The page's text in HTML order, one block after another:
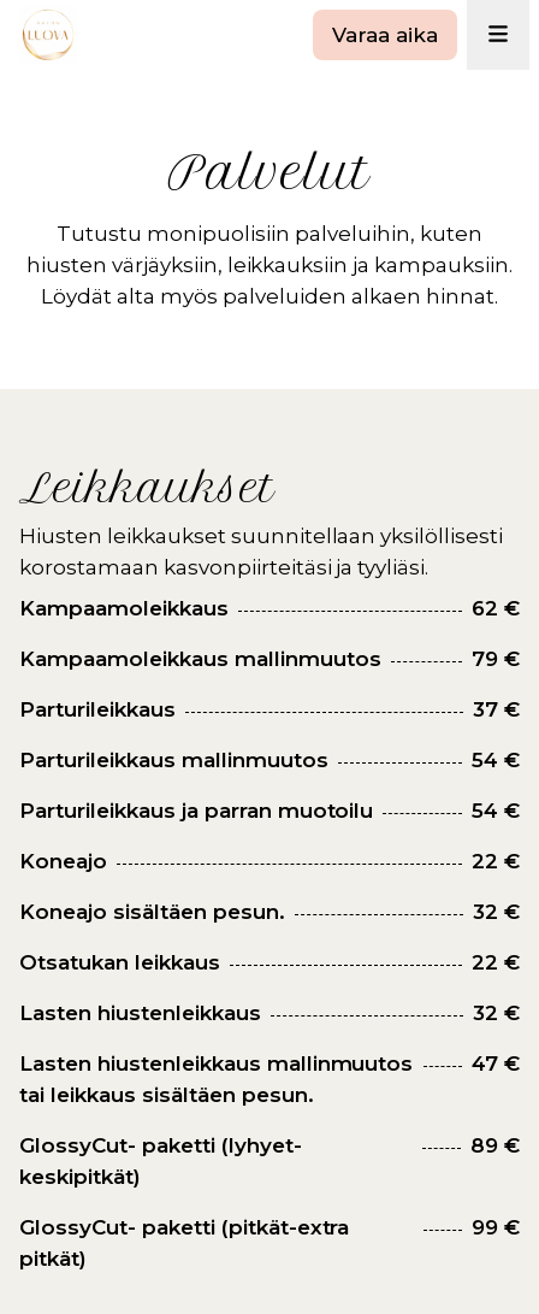
Varaa aika
Palvelut
Tutustu monipuolisiin palveluihin, kuten
hiusten värjäyksiin, leikkauksiin ja kampauksiin.
Löydät alta myös palveluiden alkaen hinnat.
Leikkaukset
Hiusten leikkaukset suunnitellaan yksilöllisesti
korostamaan kasvonpiirteitäsi ja tyyliäsi.
Kampaamoleikkaus
62 €
Kampaamoleikkaus mallinmuutos 79 €
Parturileikkaus 37 €
Parturileikkaus mallinmuutos 54 €
Parturileikkaus ja parran muotoilu 54 €
Koneajo 22 €
Koneajo sisältäen pesun. 32 €
Otsatukan leikkaus 22 €
Lasten hiustenleikkaus 32 €
Lasten hiustenleikkaus mallinmuutos
tai leikkaus sisältäen pesun.
47 €
GlossyCut- paketti (lyhyet-
keskipitkät)
89 €
GlossyCut- paketti (pitkät-extra
pitkät)
99 €